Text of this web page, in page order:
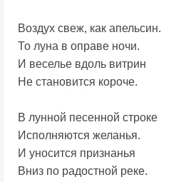
Воздух свеж, как апельсин.
То луна в оправе ночи.
И веселье вдоль витрин
Не становится короче.
В лунной песенной строке
Исполняются желанья.
И уносится признанья
Вниз по радостной реке.